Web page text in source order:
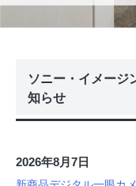
ソニー・イメージ
知らせ
2026年8月7日